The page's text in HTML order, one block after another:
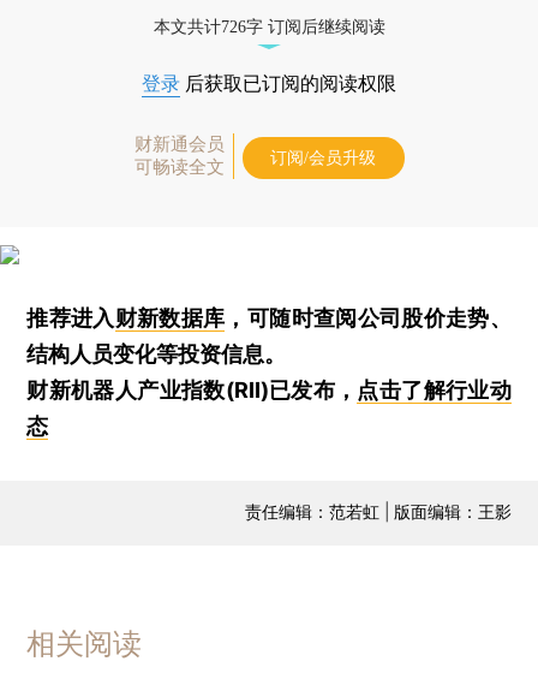
本文共计726字 订阅后继续阅读
登录 后获取已订阅的阅读权限
财新通会员
可畅读全文
订阅/会员升级
推荐进入财新数据库 ，可随时查阅公司股价走势、
结构人员变化等投资信息。
财新机器人产业指数(RII)已发布， 点击了解行业动
态
责任编辑：范若虹 | 版面编辑：王影
相关阅读